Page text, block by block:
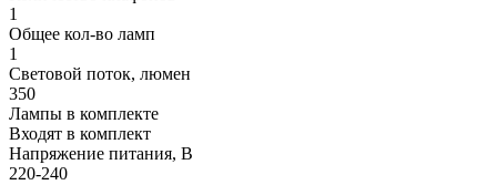
1
Общее кол-во ламп
1
Световой поток, люмен
350
Лампы в комплекте
Входят в комплект
Напряжение питания, В
220-240